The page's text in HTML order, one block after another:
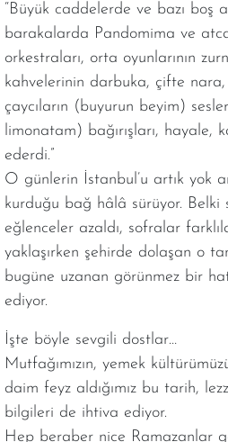
“Büyük caddelerde ve bazı boş
barakalarda Pandomima ve
orkestraları, orta oyunlarının
kahvelerinin darbuka, çifte nara,
çaycıların (buyurun beyim)
limonatam) bağırışları, hayale,
ederdi.”
O günlerin İstanbul’u artık yok
kurduğu bağ hâlâ sürüyor. Belki
eğlenceler azaldı, sofralar
yaklaşırken şehirde dolaşan o
bugüne uzanan görünmez bir
ediyor.
İşte böyle sevgili dostlar…
Mutfağımızın, yemek
daim feyz aldığımız bu tarih,
bilgileri de ihtiva ediyor.
Hep beraber nice Ramazanlar